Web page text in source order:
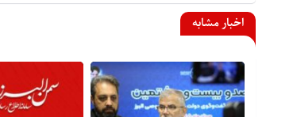
اخبار مشابه